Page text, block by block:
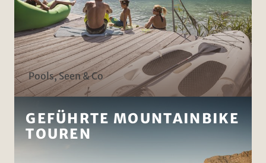
Pools, Seen & Co
GEFÜHRTE MOUNTAINBIKE
TOUREN